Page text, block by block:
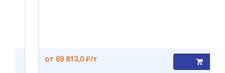
от 69 813,0 ₽/т